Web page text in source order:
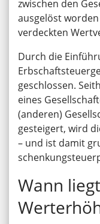
zwischen den
ausgelöst
verdeckten
Durch die
geschlossen.
eines
(anderen)
gesteigert, wird
– und ist damit
Wann